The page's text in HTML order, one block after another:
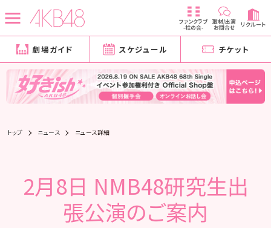
ファンクラブ
-柱の会-
取材/出演
お問合せ リクルート
劇場ガイド スケジュール チケット
トップ ニュース ニュース詳細
2月8日 NMB48研究生出
張公演のご案内